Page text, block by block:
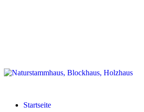
Startseite